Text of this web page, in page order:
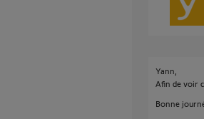
Yann,
Afin de voir
Bonne